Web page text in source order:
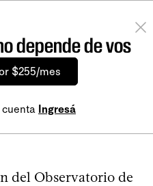
depende de vos
$255/mes
Ingresá
del Observatorio de